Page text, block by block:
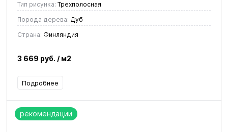
Тип рисунка: Трехполосная
Порода дерева: Дуб
Страна: Финляндия
3 669 руб. / м2
Подробнее
рекомендации